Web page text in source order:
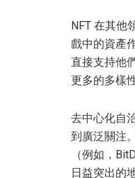
NFT 在其他
戲中的資產
直接支持他
更多的多樣
去中心化自
到廣泛關注
（例如，
日益突出的